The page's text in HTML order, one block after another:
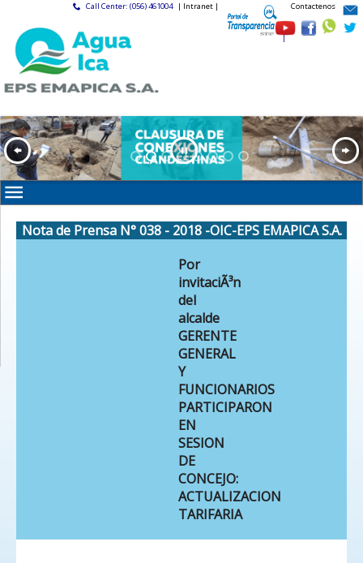
Call Center: (056) 461004 | Intranet |
|
Contactenos
Nota de Prensa N° 038 - 2018 -OIC-EPS EMAPICA S.A.
Por
invitaciÃ³n
del
alcalde
GERENTE
GENERAL
Y
FUNCIONARIOS
PARTICIPARON
EN
SESION
DE
CONCEJO:
ACTUALIZACION
TARIFARIA